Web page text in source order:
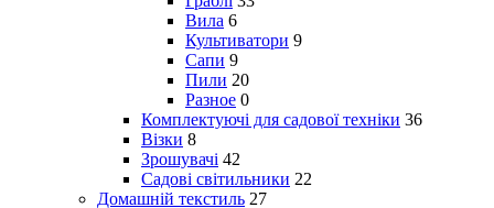
Вила 6
Культиватори 9
Сапи 9
Пили 20
Разное 0
Комплектуючі для садової техніки 36
Візки 8
Зрошувачі 42
Садові світильники 22
Домашній текстиль 27